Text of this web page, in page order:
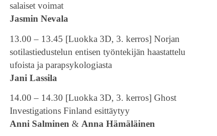
salaiset voimat
Jasmin Nevala
13.00 – 13.45 [Luokka 3D, 3. kerros] Norjan
sotilastiedustelun entisen työntekijän haastattelu
ufoista ja parapsykologiasta
Jani Lassila
14.00 – 14.30 [Luokka 3D, 3. kerros] Ghost
Investigations Finland esittäytyy
Anni Salminen & Anna Hämäläinen